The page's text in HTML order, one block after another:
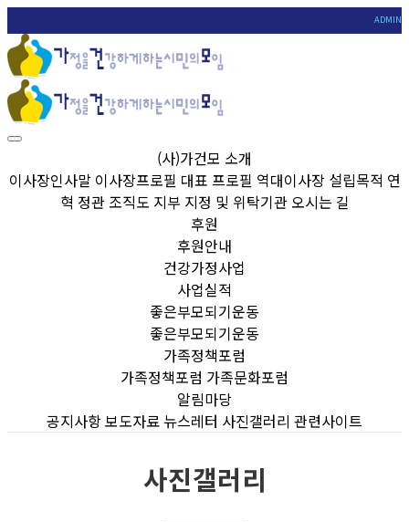
ADMIN
(사)가건모 소개
이사장인사말 이사장프로필 대표 프로필 역대이사장 설립목적 연
혁 정관 조직도 지부 지정 및 위탁기관 오시는 길
후원
후원안내
건강가정사업
사업실적
좋은부모되기운동
좋은부모되기운동
가족정책포럼
가족정책포럼 가족문화포럼
알림마당
공지사항보도자료뉴스레터 사진갤러리 관련사이트
사진갤러리